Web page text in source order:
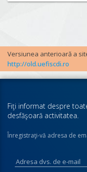
Versiunea anterioară a
http://old.uefiscdi.ro
Fiţi informat despre
desfăşoară activitatea.
Înregistraţi-vă adresa de